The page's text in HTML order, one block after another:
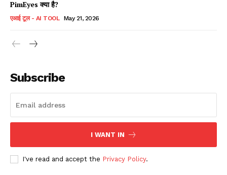
PimEyes क्या है?
एआई टूल - AI TOOL May 21, 2026
Subscribe
I WANT IN
I've read and accept the Privacy Policy.